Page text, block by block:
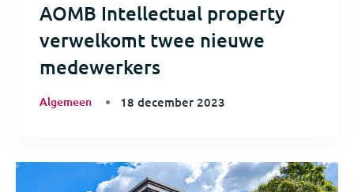
AOMB Intellectual property
verwelkomt twee nieuwe
medewerkers
Algemeen 18 december 2023